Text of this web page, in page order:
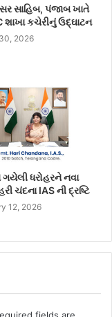
સાહિબ, પંજાબ ખાતે
શાખા કચેરીનું ઉદ્ઘાટન
2026
ગયેલી ધરોહરને નવા
ચંદના IAS ની દ્રષ્ટિ
12, 2026